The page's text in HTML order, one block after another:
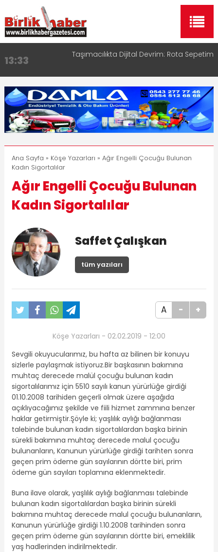
13:33 Taşımacılıkta Dijital Devrim: Rota Sepetim
17:15
Aksaray OSB Bölge Müdürü Makam Koltuğunu
Çocuklara Bıraktı
16:00
Aksaray Esnaf Rehberi ile Google ve Yapay Zeka
Aramalarında Öne Çıkın
8:23 Aksaray Esnaf Rehberi Hizmete Girdi
11:30
Birlikhaber.com Yayın Hayatına Başladı | Hızlı ve
Akıllı Haber Platformu
Ana Sayfa » Köşe Yazarları » Ağır Engelli Çocuğu Bulunan
Kadın Sigortalılar
Ağır Engelli Çocuğu Bulunan
Kadın Sigortalılar
Saffet Çalışkan
tüm yazıları
A - +
Köşe Yazarları - 02.02.2019 - 12:00
Sevgili okuyucularımız, bu hafta az bilinen bir konuyu
sizlerle paylaşmak istiyoruz.Bir başkasının bakımına
muhtaç derecede malül çocuğu bulunan kadın
sigortalılarımız için 5510 sayılı kanun yürürlüğe girdiği
01.10.2008 tarihiden geçerli olmak üzere aşağıda
açıklıyacağımız şekilde ve fiili hizmet zammına benzer
haklar getirmiştir.Şöyle ki; yaşlılık aylığı bağlanması
talebinde bulunan kadın sigortalılardan başka birinin
sürekli bakımına muhtaç derecede malul çocuğu
bulunanların, Kanunun yürürlüğe girdiği tarihten sonra
geçen prim ödeme gün sayılarının dörtte biri, prim
ödeme gün sayıları toplamına eklenmektedir.
Buna ilave olarak, yaşlılık aylığı bağlanması talebinde
bulunan kadın sigortalılardan başka birinin sürekli
bakımına muhtaç derecede malul çocuğu bulunanların,
Kanunun yürürlüğe girdiği 1.10.2008 tarihinden sonra
geçen prim ödeme gün sayılarının dörtte biri, emeklilik
yaş hadlerinden indirilmektedir.